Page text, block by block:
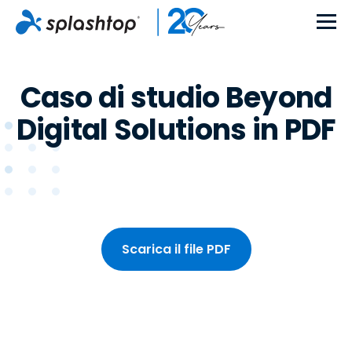
Caso di studio Beyond
Digital Solutions in PDF
Scarica il file PDF